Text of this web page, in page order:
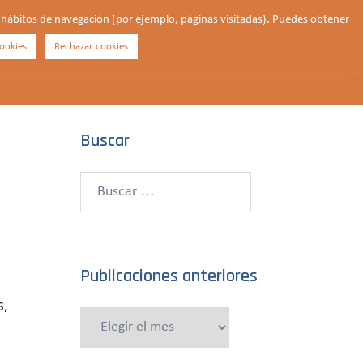
SOMOS?
Buscar
Buscar:
Publicaciones anteriores
Publicaciones
de navegación (por ejemplo, páginas visitadas). Puedes obtener
Rechazar cookies